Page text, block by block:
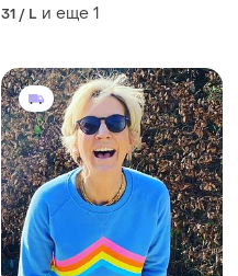
31 / L и еще 1